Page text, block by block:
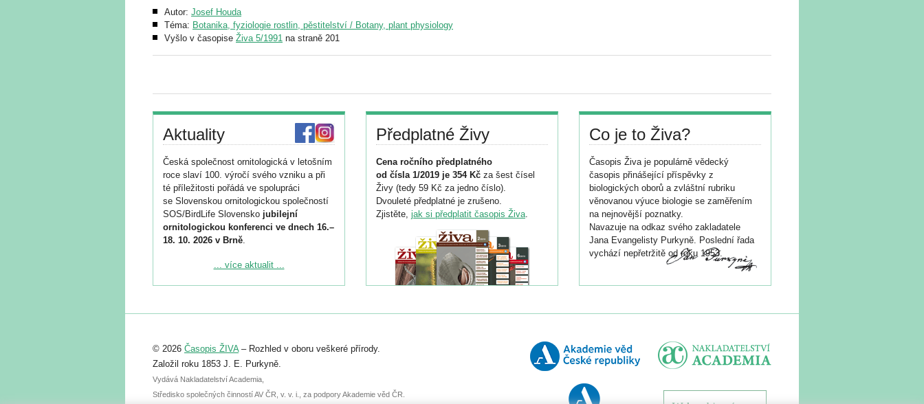
Autor: Josef Houda
Téma: Botanika, fyziologie rostlin, pěstitelství / Botany, plant physiology
Vyšlo v časopise Živa 5/1991 na straně 201
Aktuality
Česká společnost ornitologická v letošním
roce slaví 100. výročí svého vzniku a při
té příležitosti pořádá ve spolupráci
se Slovenskou ornitologickou společností
SOS/BirdLife Slovensko jubilejní
ornitologickou konferenci ve dnech 16.–
18. 10. 2026 v Brně.
Podrobnější informace ke konferenci
Registrovat se můžete do 6. září.
abstraktu přihlášené přednášky nebo
posteru je už 30. června.
... více aktualit ...
Předplatné Živy
Cena ročního předplatného
od čísla 1/2019 je 354 Kč za šest čísel
Živy (tedy 59 Kč za jedno číslo).
Dvouleté předplatné je zrušeno.
Zjistěte, jak si předplatit časopis Živa.
Co je to Živa?
Časopis Živa je populárně vědecký
časopis přinášející příspěvky z
biologických oborů a zvláštní rubriku
věnovanou výuce biologie se zaměřením
na nejnovější poznatky.
Navazuje na odkaz svého zakladatele
Jana Evangelisty Purkyně. Poslední řada
vychází nepřetržitě od roku 1953.
© 2026 Časopis ŽIVA– Rozhled v oboru veškeré přírody.
Založil roku 1853 J. E. Purkyně.
Vydává Nakladatelství Academia,
Středisko společných činností AV ČR, v. v. i., za podpory Akademie věd ČR.